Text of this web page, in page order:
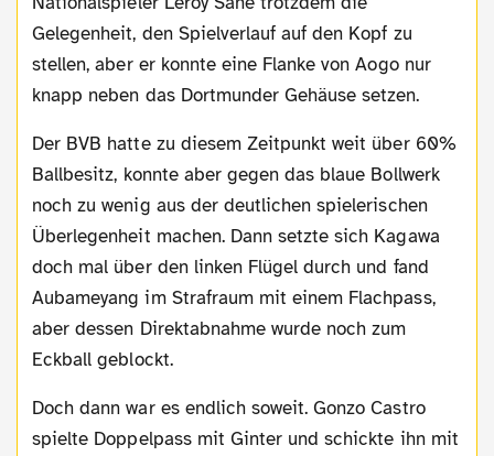
Gelegenheit, den Spielverlauf auf den Kopf zu
stellen, aber er konnte eine Flanke von Aogo nur
knapp neben das Dortmunder Gehäuse setzen.
Der BVB hatte zu diesem Zeitpunkt weit über 60%
Ballbesitz, konnte aber gegen das blaue Bollwerk
noch zu wenig aus der deutlichen spielerischen
Überlegenheit machen. Dann setzte sich Kagawa
doch mal über den linken Flügel durch und fand
Aubameyang im Strafraum mit einem Flachpass,
aber dessen Direktabnahme wurde noch zum
Eckball geblockt.
Doch dann war es endlich soweit. Gonzo Castro
spielte Doppelpass mit Ginter und schickte ihn mit